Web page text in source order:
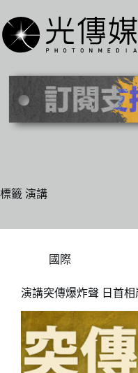
至
主
內
標籤 演講
國際
演講突傳爆炸聲 日首